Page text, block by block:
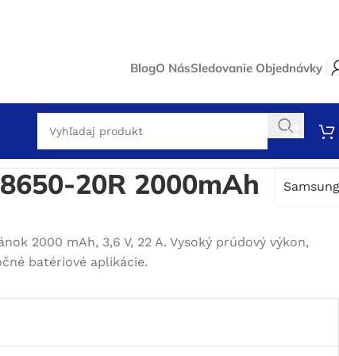
BlogO NásSledovanie Objednávky
20R 2000mAh
Samsung
2000 mAh, 3,6 V, 22 A. Vysoký prúdový výkon,
batériové aplikácie.